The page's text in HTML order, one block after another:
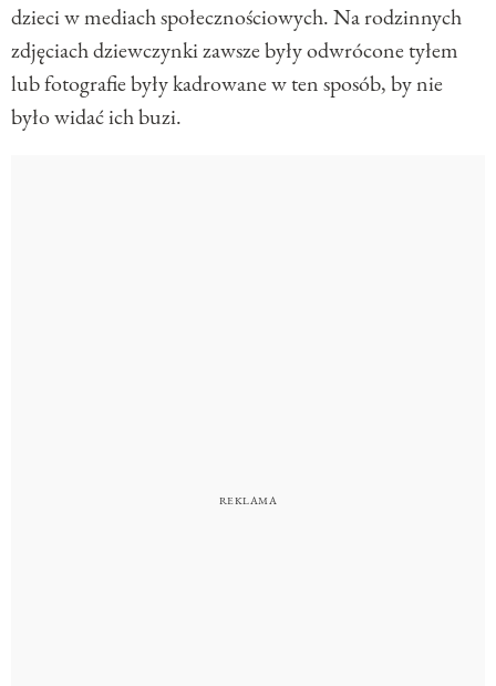
dzieci w mediach społecznościowych. Na rodzinnych
zdjęciach dziewczynki zawsze były odwrócone tyłem
lub fotografie były kadrowane w ten sposób, by nie
było widać ich buzi.